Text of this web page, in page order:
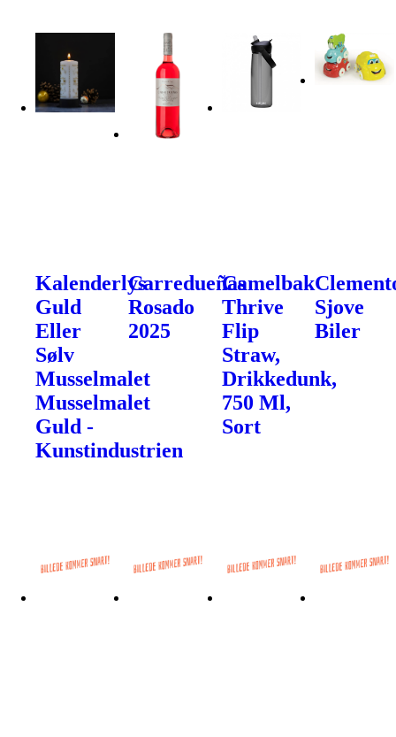
Kalenderlys
Guld
Eller
Sølv
Musselmalet
Musselmalet
Guld -
Kunstindustrien
Carredueñas
Rosado
2025
Camelbak
Thrive
Flip
Straw,
Drikkedunk,
750 Ml,
Sort
Sjove
Biler